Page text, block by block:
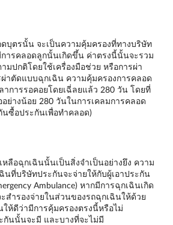
บุตรนั้น จะเป็นความคุ้มครองที่ทางบริษัท
ารคลอดลูกนั้นเกิดขึ้น ค่าตรงนี้นั้นจะรวม
มปกติโดยใช้เครื่องมือช่วย หรือการผ่า
าตัดแบบฉุกเฉิน ความคุ้มครองการคลอด
าการรอคอยโดยเฉี่ลยแล้ว 280 วัน โดยที่
อย่างน้อย 280 วันในการเคลมการคลอด
นซื้อประกันเพื่อทำคลอด)
ลือฉุกเฉินนั้นเป็นสิ่งจำเป็นอย่างยึง ความ
นที่บริษัทประกันจะจ่ายให้กับผู้เอาประกัน
Ambulance) หากมีการฉุกเฉินเกิด
สำรองจ่ายในส่วนของรถฉุกเฉินให้ด้วย
ห้ดีว่ามีการคุ้มครองตรงนี้หรือไม่
กันนั้นจะมี และบางที่จะไม่มี